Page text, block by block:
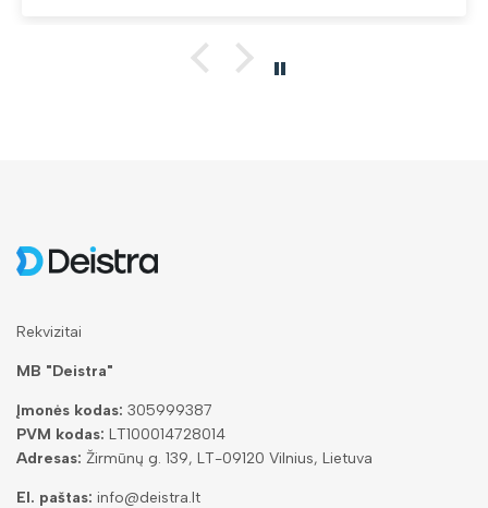
Rekvizitai
MB "Deistra"
Įmonės kodas: 305999387
PVM kodas: LT100014728014
Adresas: Žirmūnų g. 139, LT-09120 Vilnius, Lietuva
El. paštas: info@deistra.lt